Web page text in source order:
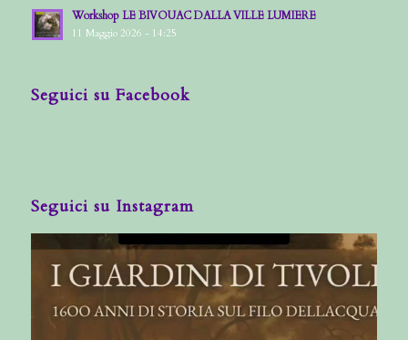
Workshop LE BIVOUAC DALLA VILLE LUMIERE
11 Maggio 2026 - 14:25
Seguici su Facebook
Seguici su Instagram